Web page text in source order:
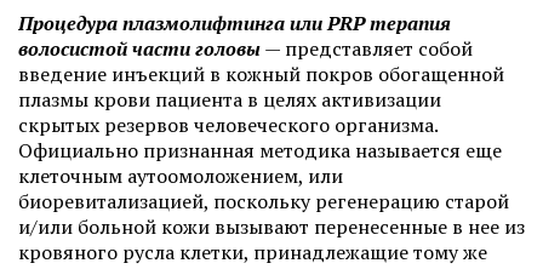
Процедура плазмолифтинга или PRP терапия
волосистой части головы— представляет собой
введение инъекций в кожный покров обогащенной
плазмы крови пациента в целях активизации
скрытых резервов человеческого организма.
Официально признанная методика называется еще
клеточным аутоомоложением, или
биоревитализацией, поскольку регенерацию старой
и/или больной кожи вызывают перенесенные в нее из
кровяного русла клетки, принадлежащие тому же